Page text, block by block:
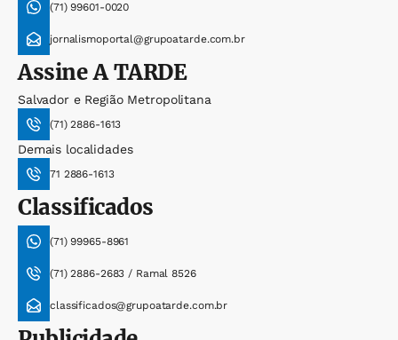
(71) 99601-0020
jornalismoportal@grupoatarde.com.br
AssineA TARDE
Salvador e Região Metropolitana
(71) 2886-1613
Demais localidades
71 2886-1613
Classificados
(71) 99965-8961
(71) 2886-2683 / Ramal 8526
classificados@grupoatarde.com.br